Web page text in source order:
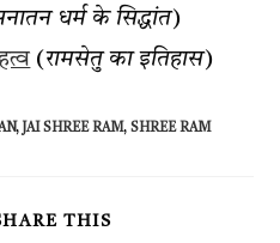
धर्म के सिद्धांत)
(रामसेतु का इतिहास)
, JAI SHREE RAM, SHREE RAM
THISSHARE